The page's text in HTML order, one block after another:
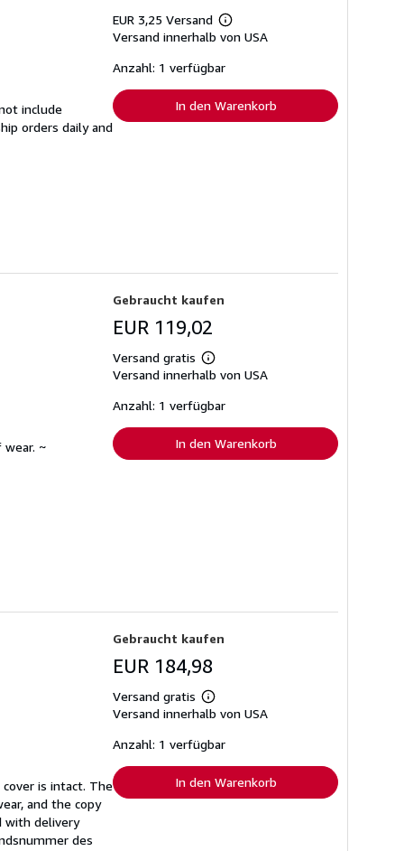
include
orders daily and
EUR 3,25 Versand
Weitere
Informationen
Versandkosten
Versand innerhalb von USA
Anzahl: 1 verfügbar
In den Warenkorb
wear. ~
Gebraucht kaufen
EUR 119,02
Versand gratis
Weitere
Informationen
Versandkosten
Versand innerhalb von USA
Anzahl: 1 verfügbar
In den Warenkorb
is intact. The
and the copy
with delivery
des
Gebraucht kaufen
EUR 184,98
Versand gratis
Weitere
Informationen
Versandkosten
Versand innerhalb von USA
Anzahl: 1 verfügbar
In den Warenkorb